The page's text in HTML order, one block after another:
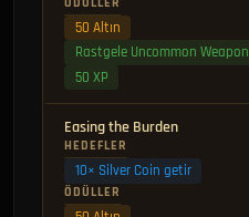
50 Altın
Rastgele Uncommon Weapon
50 XP
Easing the Burden
HEDEFLER
10× Silver Coin getir
ÖDÜLLER